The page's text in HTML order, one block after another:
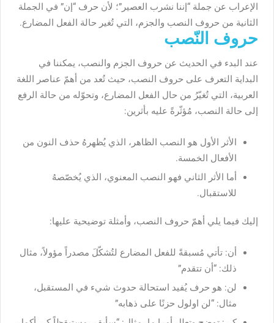
الإعراب عن جملة “إننا نشرب العصير”؛ لأن حرف “إن” في الجملة
الثانية من حروف النصب والجزم، التي تُغير حالة الفعل المضارع.
حروف النّصب
عند البدء في الحديث عن حروف الجزم والنصب، يمكننا في
البداية التعرف على حروف النصب، حيث تُعد من أهمّ عناصر اللغة
العربية، التي تُغيّرُ من حال الفعل المضارع، وتحوّله من حالة الرفع
إلى حالة النصب، مُؤثّرةً عليه بأثرين:
الأثر الأول هو النصب الظاهر، الذي يُظهرهُ حذف النون من
الأفعال الخمسة.
أما الأثر الثاني فهو النصب المعنوي، الذي يُخصّصهُ
للاستقبال.
إليك فيما يلي أهمّ حروف النصب، وأمثلة توضيحية عليها:
أن: تأتي مُسبقةً للفعل المضارع لتُشكّلَ مصدراً مؤولاً، مثال
ذلك: “أن تتقدم”
لن: هو حرف يُفيد استحالة حدوث شيء في المستقبل،
مثال: “لن اولول حزنًا على ذهابه”